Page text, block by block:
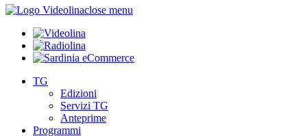
close menu
TG
Edizioni
Servizi TG
Anteprime
Programmi